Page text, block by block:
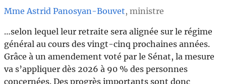
Mme Astrid Panosyan-Bouvet, ministre
…selon lequel leur retraite sera alignée sur le régime
général au cours des vingt-cinq prochaines années.
Grâce à un amendement voté par le Sénat, la mesure
va s’appliquer dès 2026 à 90 % des personnes
concernées. Des progrès importants sont donc